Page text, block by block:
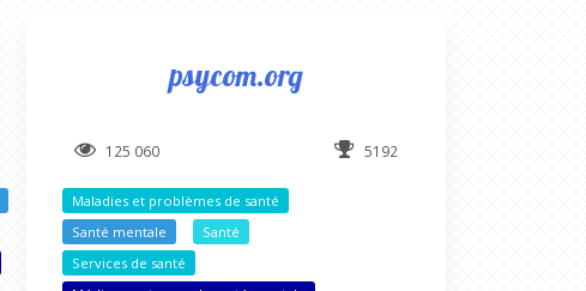
psycom.org
125 060 5192
Maladies et problèmes de santé
Santé mentale
Santé
Services de santé